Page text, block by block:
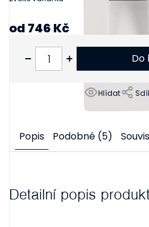
Hlídat
od 746 Kč
Do
Popis Podobné (5)
Detailní popis